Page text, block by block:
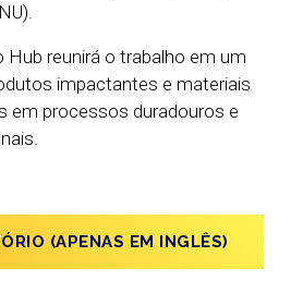
Hub reunirá o trabalho em um
impactantes e materiais
em processos duradouros e
(APENAS EM INGLÊS)